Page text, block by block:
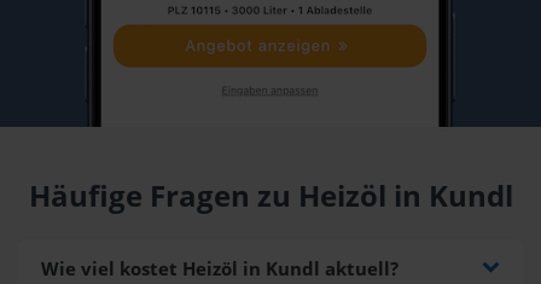
Häufige Fragen zu Heizöl in Kundl
Wie viel kostet Heizöl in Kundl aktuell?